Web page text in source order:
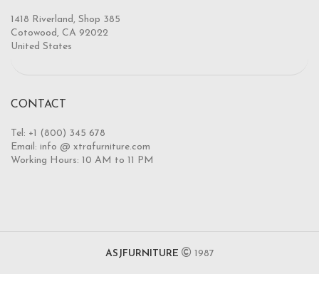
1418 Riverland, Shop 385
Cotowood, CA 92022
United States
CONTACT
Tel: +1 (800) 345 678
Email: info @ xtrafurniture.com
Working Hours: 10 AM to 11 PM
ASJFURNITURE 1987